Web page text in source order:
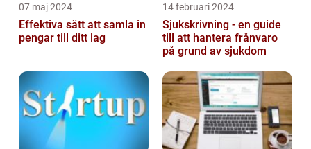
07 maj 2024
Effektiva sätt att samla in
pengar till ditt lag
14 februari 2024
Sjukskrivning - en guide
till att hantera frånvaro
på grund av sjukdom